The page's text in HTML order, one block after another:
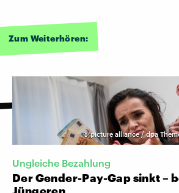
Zum Weiterhören:
©picture alliance / dpa
Ungleiche Bezahlung
Der Gender-Pay-Gap sinkt –